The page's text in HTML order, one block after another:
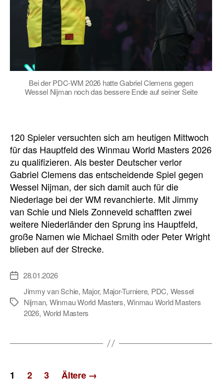
Bei der PDC-WM 2026 hatte Gabriel Clemens gegen
Wessel Nijman noch das bessere Ende auf seiner Seite
120 Spieler versuchten sich am heutigen Mittwoch
für das Hauptfeld des Winmau World Masters 2026
zu qualifizieren. Als bester Deutscher verlor
Gabriel Clemens das entscheidende Spiel gegen
Wessel Nijman, der sich damit auch für die
Niederlage bei der WM revanchierte. Mit Jimmy
van Schie und Niels Zonneveld schafften zwei
weitere Niederländer den Sprung ins Hauptfeld,
große Namen wie Michael Smith oder Peter Wright
blieben auf der Strecke.
Veröffentlichungsdatum
28.01.2026
Schlagwörter
Jimmy van Schie, Major, Major-Turniere, PDC, Wessel
Nijman, Winmau World Masters,Winmau World Masters
2026, World Masters
Seitennummerierung
1 2 3 Ältere →